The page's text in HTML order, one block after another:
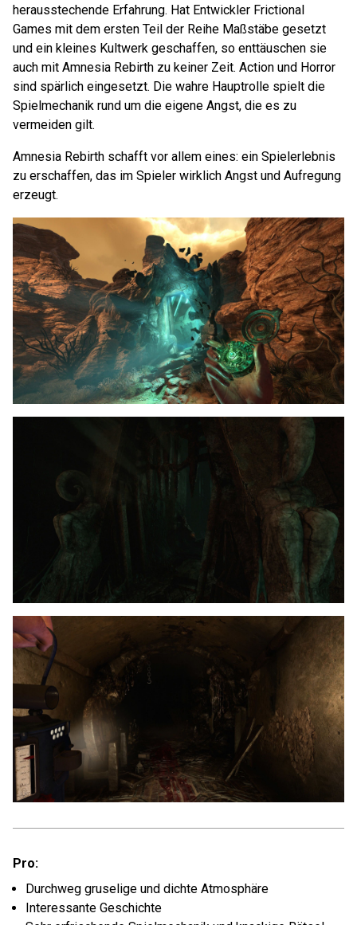
herausstechende Erfahrung. Hat Entwickler Frictional
Games mit dem ersten Teil der Reihe Maßstäbe gesetzt
und ein kleines Kultwerk geschaffen, so enttäuschen sie
auch mit Amnesia Rebirth zu keiner Zeit. Action und Horror
sind spärlich eingesetzt. Die wahre Hauptrolle spielt die
Spielmechanik rund um die eigene Angst, die es zu
vermeiden gilt.
Amnesia Rebirth schafft vor allem eines: ein Spielerlebnis
zu erschaffen, das im Spieler wirklich Angst und Aufregung
erzeugt.
Pro:
Durchweg gruselige und dichte Atmosphäre
Interessante Geschichte